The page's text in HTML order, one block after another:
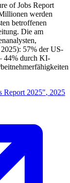
of Jobs Report
werden
betroffenen
Die am
57% der US-
44% durch KI-
Report 2025", 2025